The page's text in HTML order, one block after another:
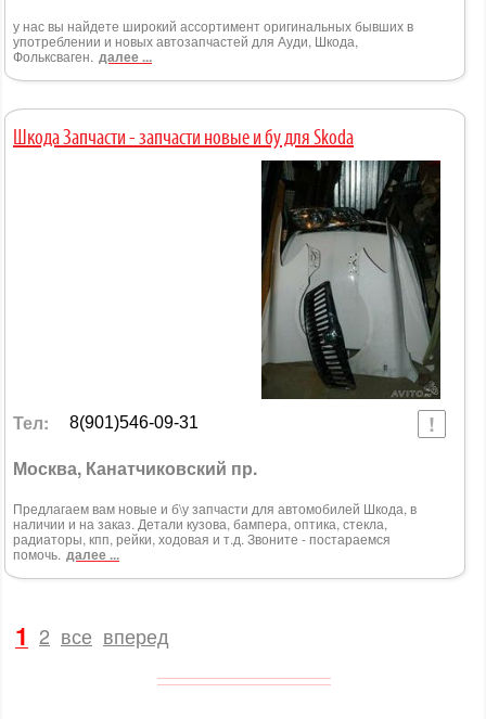
у нас вы найдете широкий ассортимент оригинальных бывших в
употреблении и новых автозапчастей для Ауди, Шкода,
Фольксваген. далее ...
Шкода Запчасти - запчасти новые и бу для Skoda
Тел: 8(901)546-09-31
Москва, Канатчиковский пр.
Предлагаем вам новые и б\у запчасти для автомобилей Шкода, в
наличии и на заказ. Детали кузова, бампера, оптика, стекла,
радиаторы, кпп, рейки, ходовая и т.д. Звоните - постараемся
помочь. далее ...
1 2 все вперед